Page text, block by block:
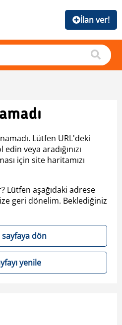
İlan ver!
Lütfen URL'deki
veya aradığınızı
için site haritamızı
Lütfen aşağıdaki adrese
geri dönelim. Beklediğiniz
sayfaya dön
yenile